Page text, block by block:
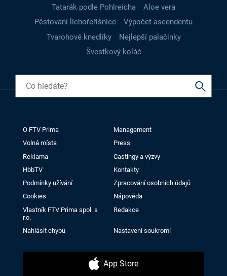
Tatarák podle Pohlreicha
Aloe vera
Pěstování lichořeřišnice
Výpočet ascendentu
Tvarohové knedlíky
Nejlepší palačinky
Švestkový koláč
O FTV Prima
Management
Volná místa
Press
Reklama
Castingy a výzvy
HbbTV
Kontakty
Podmínky užívání
Zpracování osobních údajů
Cookies
Nápověda
Vlastník FTV Prima spol. s
r.o.
Redakce
Nahlásit chybu Nastavení soukromí
App Store